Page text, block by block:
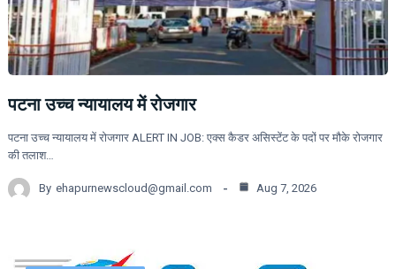
पटना उच्च न्यायालय में रोजगार
पटना उच्च न्यायालय में रोजगार ALERT IN JOB: एक्स कैडर असिस्टेंट के पदों पर मौके रोजगार
की तलाश…
By ehapurnewscloud@gmail.com Aug 7, 2026